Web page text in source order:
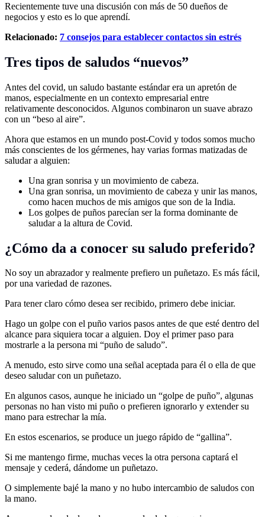
Recientemente tuve una discusión con más de 50 dueños de
negocios y esto es lo que aprendí.
Relacionado: 7 consejos para establecer contactos sin estrés
Tres tipos de saludos “nuevos”
Antes del covid, un saludo bastante estándar era un apretón de
manos, especialmente en un contexto empresarial entre
relativamente desconocidos. Algunos combinaron un suave abrazo
con un “beso al aire”.
Ahora que estamos en un mundo post-Covid y todos somos mucho
más conscientes de los gérmenes, hay varias formas matizadas de
saludar a alguien:
Una gran sonrisa y un movimiento de cabeza.
Una gran sonrisa, un movimiento de cabeza y unir las manos,
como hacen muchos de mis amigos que son de la India.
Los golpes de puños parecían ser la forma dominante de
saludar a la altura de Covid.
¿Cómo da a conocer su saludo preferido?
No soy un abrazador y realmente prefiero un puñetazo. Es más fácil,
por una variedad de razones.
Para tener claro cómo desea ser recibido, primero debe iniciar.
Hago un golpe con el puño varios pasos antes de que esté dentro del
alcance para siquiera tocar a alguien. Doy el primer paso para
mostrarle a la persona mi “puño de saludo”.
A menudo, esto sirve como una señal aceptada para él o ella de que
deseo saludar con un puñetazo.
En algunos casos, aunque he iniciado un “golpe de puño”, algunas
personas no han visto mi puño o prefieren ignorarlo y extender su
mano para estrechar la mía.
En estos escenarios, se produce un juego rápido de “gallina”.
Si me mantengo firme, muchas veces la otra persona captará el
mensaje y cederá, dándome un puñetazo.
O simplemente bajé la mano y no hubo intercambio de saludos con
la mano.